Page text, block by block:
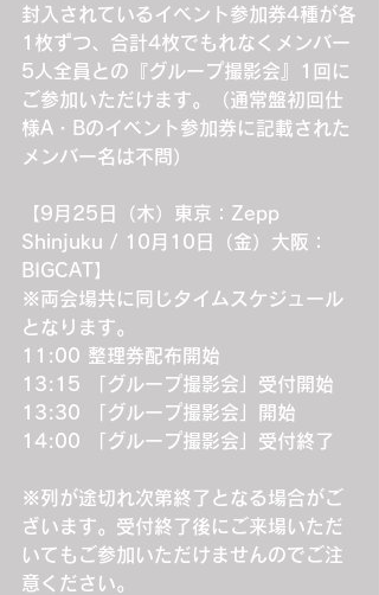
封入されているイベント参加券4種が各
1枚ずつ、合計4枚でもれなくメンバー
5人全員との『グループ撮影会』1回に
ご参加いただけます。（通常盤初回仕
様A・Bのイベント参加券に記載された
メンバー名は不問）
【9月25日（木）東京：Zepp
Shinjuku / 10月10日（金）大阪：
BIGCAT】
※両会場共に同じタイムスケジュール
となります。
11:00 整理券配布開始
13:15 「グループ撮影会」受付開始
13:30 「グループ撮影会」開始
14:00 「グループ撮影会」受付終了
※列が途切れ次第終了となる場合がご
ざいます。受付終了後にご来場いただ
いてもご参加いただけませんのでご注
意ください。